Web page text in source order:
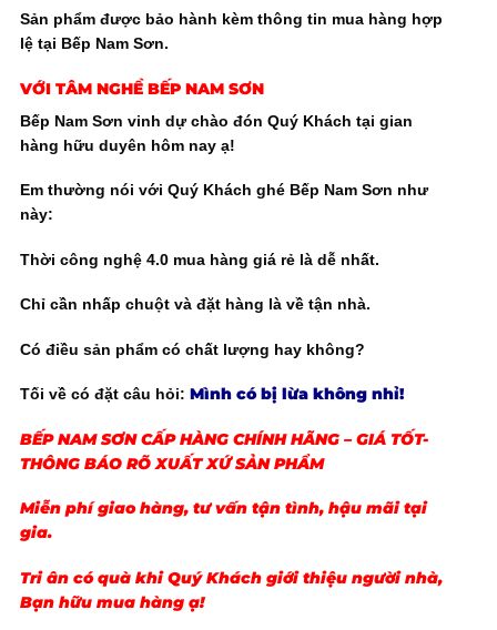
Sản phẩm được bảo hành kèm thông tin mua hàng hợp
lệ tại Bếp Nam Sơn.
VỚI TÂM NGHỀ BẾP NAM SƠN
Bếp Nam Sơn vinh dự chào đón Quý Khách tại gian
hàng hữu duyên hôm nay ạ!
Em thường nói với Quý Khách ghé Bếp Nam Sơn như
này:
Thời công nghệ 4.0 mua hàng giá rẻ là dễ nhất.
Chỉ cần nhấp chuột và đặt hàng là về tận nhà.
Có điều sản phẩm có chất lượng hay không?
Tối về có đặt câu hỏi: Mình có bị lừa không nhỉ!
BẾP NAM SƠN CẤP HÀNG CHÍNH HÃNG – GIÁ TỐT-
THÔNG BÁO RÕ XUẤT XỨ SẢN PHẨM
Miễn phí giao hàng, tư vấn tận tình, hậu mãi tại
gia.
Tri ân có quà khi Quý Khách giới thiệu người nhà,
Bạn hữu mua hàng ạ!